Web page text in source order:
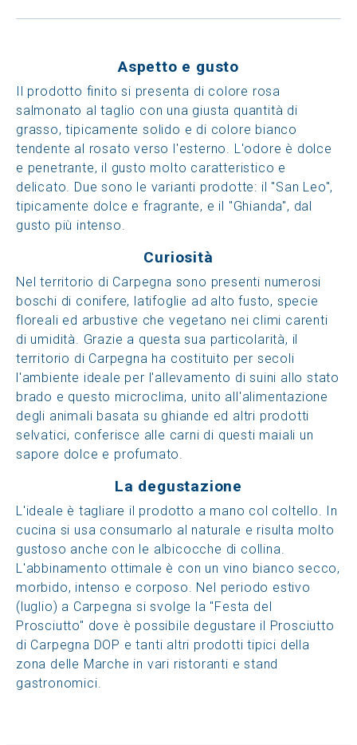
Aspetto e gusto
Il prodotto finito si presenta di colore rosa
salmonato al taglio con una giusta quantità di
grasso, tipicamente solido e di colore bianco
tendente al rosato verso l'esterno. L'odore è dolce
e penetrante, il gusto molto caratteristico e
delicato. Due sono le varianti prodotte: il "San Leo",
tipicamente dolce e fragrante, e il "Ghianda", dal
gusto più intenso.
Curiosità
Nel territorio di Carpegna sono presenti numerosi
boschi di conifere, latifoglie ad alto fusto, specie
floreali ed arbustive che vegetano nei climi carenti
di umidità. Grazie a questa sua particolarità, il
territorio di Carpegna ha costituito per secoli
l'ambiente ideale per l'allevamento di suini allo stato
brado e questo microclima, unito all'alimentazione
degli animali basata su ghiande ed altri prodotti
selvatici, conferisce alle carni di questi maiali un
sapore dolce e profumato.
La degustazione
L'ideale è tagliare il prodotto a mano col coltello. In
cucina si usa consumarlo al naturale e risulta molto
gustoso anche con le albicocche di collina.
L'abbinamento ottimale è con un vino bianco secco,
morbido, intenso e corposo. Nel periodo estivo
(luglio) a Carpegna si svolge la "Festa del
Prosciutto" dove è possibile degustare il Prosciutto
di Carpegna DOP e tanti altri prodotti tipici della
zona delle Marche in vari ristoranti e stand
gastronomici.